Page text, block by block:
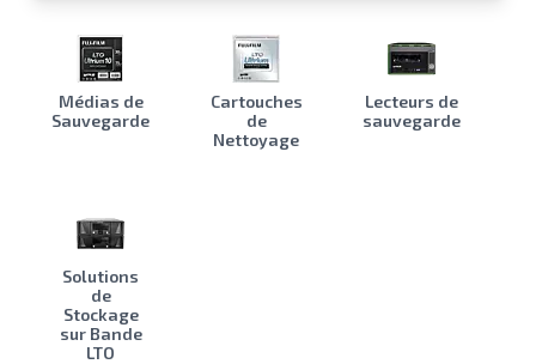
Médias de
Sauvegarde
Cartouches
de
Nettoyage
Lecteurs de
sauvegarde
Solutions
de
Stockage
sur Bande
LTO